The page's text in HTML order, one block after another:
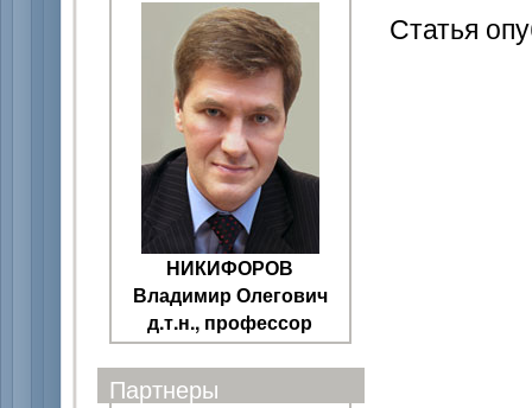
НИКИФОРОВ
Владимир Олегович
д.т.н., профессор
Партнеры
Статья